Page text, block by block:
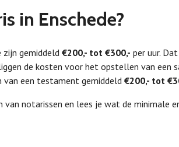
in Enschede?
zijn gemiddeld €200,- tot €300,- per uur.
de kosten voor het opstellen van een
een testament gemiddeld€200,- tot
van notarissen en lees je wat de minimale